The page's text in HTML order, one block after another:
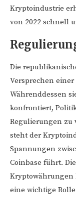
Kryptoindustrie
von 2022 schnell
Die
Versprechen
Währenddessen
konfrontiert,
Regulierungen zu
steht der
Spannungen
Coinbase führt.
Kryptowährungen
eine wichtige